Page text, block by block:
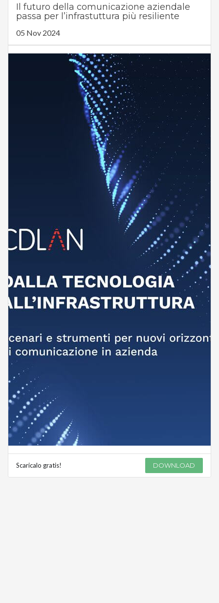
Il futuro della comunicazione aziendale
passa per l’infrastuttura più resiliente
05 Nov 2024
Scaricalo gratis! DOWNLOAD